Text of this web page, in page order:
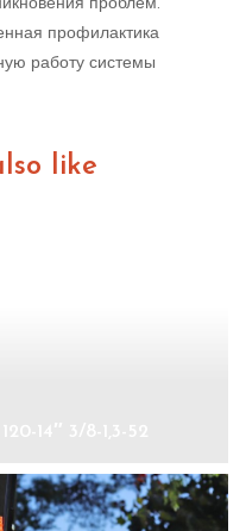
проблем.
профилактика
работу системы
like